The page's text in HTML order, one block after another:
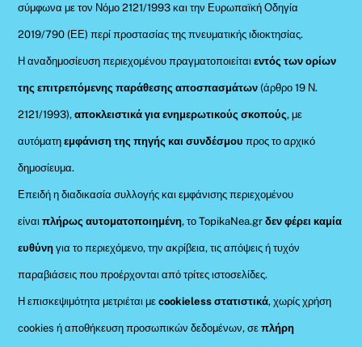
σύμφωνα με τον Νόμο 2121/1993 και την Ευρωπαϊκή Οδηγία
2019/790 (ΕΕ) περί προστασίας της πνευματικής ιδιοκτησίας.
Η αναδημοσίευση περιεχομένου πραγματοποιείταιεντός των ορίων
της επιτρεπόμενης παράθεσης αποσπασμάτων (άρθρο 19 Ν.
2121/1993), αποκλειστικά για ενημερωτικούς σκοπούς, με
αυτόματηεμφάνιση της πηγής και συνδέσμου προς το αρχικό
δημοσίευμα.
Επειδή η διαδικασία συλλογής και εμφάνισης περιεχομένου
είναιπλήρως αυτοματοποιημένη, το TopikaNea.grδεν φέρει καμία
ευθύνη για το περιεχόμενο, την ακρίβεια, τις απόψεις ή τυχόν
παραβιάσεις που προέρχονται από τρίτες ιστοσελίδες.
Η επισκεψιμότητα μετριέται μεcookieless στατιστικά, χωρίς χρήση
cookies ή αποθήκευση προσωπικών δεδομένων, σεπλήρη